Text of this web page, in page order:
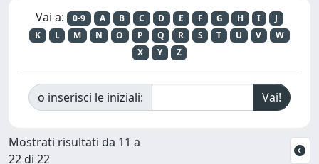
Vai a: 0-9 A B C D E F G H I
J
K
L M N O P Q R S T U V
W
X
Y Z
o inserisci le iniziali:
Mostrati risultati da 11 a
22 di 22